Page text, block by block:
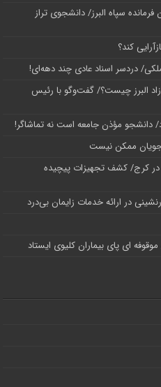
سپاه البرز/ دانشجوی تراز
کند؟
دردسر اسناد عادی چند‌ دهه‌ای!
البرز چیست؟/ گفت‌وگو با رئیس
مؤذن جامعه است نه تماشاگر!
ممکن نیست
در کرج/‌ کشف تجهیزات پیچیده
ای پای بیماران کلیوی ایستاد